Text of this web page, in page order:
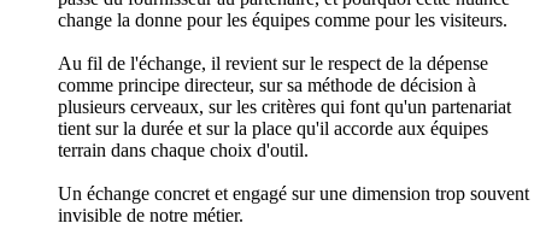
change la donne pour les équipes comme pour les visiteurs.
Au fil de l'échange, il revient sur le respect de la dépense
comme principe directeur, sur sa méthode de décision à
plusieurs cerveaux, sur les critères qui font qu'un partenariat
tient sur la durée et sur la place qu'il accorde aux équipes
terrain dans chaque choix d'outil.
Un échange concret et engagé sur une dimension trop souvent
invisible de notre métier.